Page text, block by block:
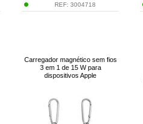
REF: 3004718
Carregador magnético sem fios
3 em 1 de 15 W para
dispositivos Apple